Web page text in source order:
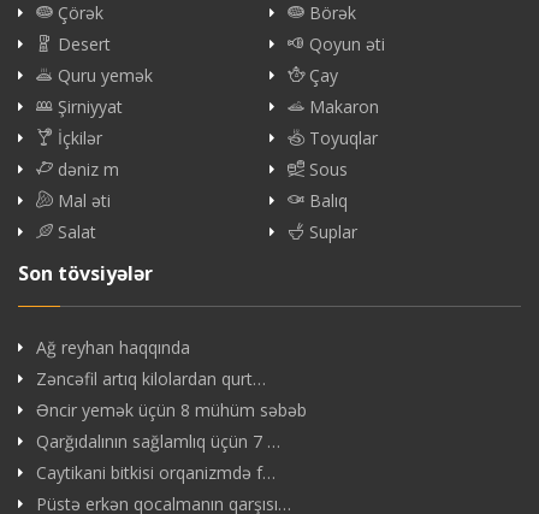
Çörək
Börək
Desert
Qoyun əti
Quru yemək
Çay
Şirniyyat
Makaron
İçkilər
Toyuqlar
dəniz m
Sous
Mal əti
Balıq
Salat
Suplar
Son tövsiyələr
Ağ reyhan haqqında
Zəncəfil artıq kilolardan qurt…
Əncir yemək üçün 8 mühüm səbəb
Qarğıdalının sağlamlıq üçün 7 …
Caytikani bitkisi orqanizmdə f…
Püstə erkən qocalmanın qarşısı…